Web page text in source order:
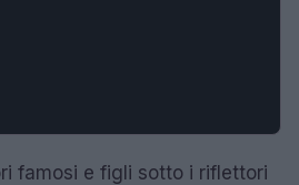
famosi e figli sotto i riflettori